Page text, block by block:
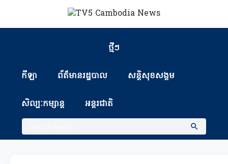
ថ្មីៗ
កីឡា ព័ត៏មានរដ្ឋបាល សន្តិសុខសង្គម
សិល្បៈកម្សាន្ត អន្តរជាតិ